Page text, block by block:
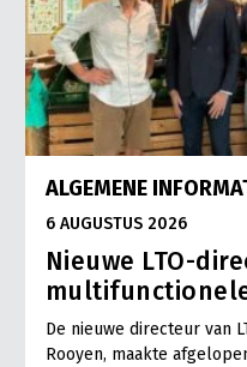
ALGEMENE
6 AUGUSTUS 2026
Nieuwe LTO-
De nieuwe directeur van
Rooyen, maakte